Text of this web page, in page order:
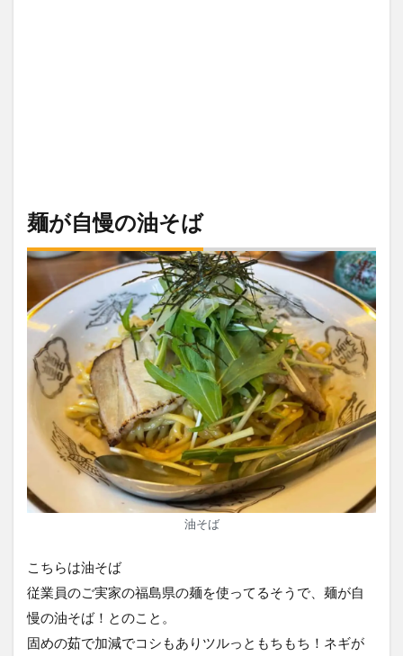
麺が自慢の油そば
油そば
こちらは油そば
従業員のご実家の福島県の麺を使ってるそうで、麺が自
慢の油そば！とのこと。
固めの茹で加減でコシもありツルっともちもち！ネギが